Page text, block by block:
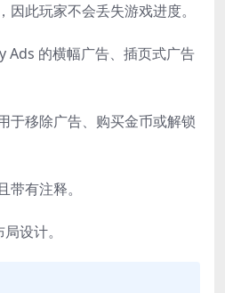
此玩家不会丢失游戏进度。
的横幅广告、插页式广告
于移除广告、购买金币或解锁
有注释。
设计。